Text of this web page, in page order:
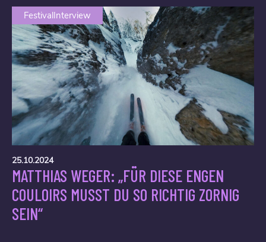
FestivalInterview
25.10.2024
MATTHIAS WEGER: „FÜR DIESE ENGEN
COULOIRS MUSST DU SO RICHTIG ZORNIG
SEIN“